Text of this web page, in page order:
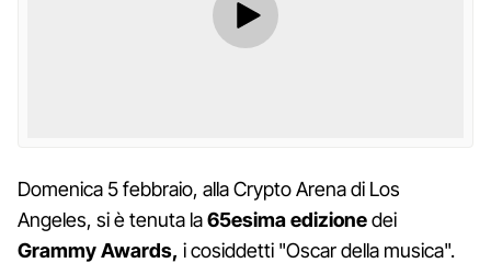
Domenica 5 febbraio, alla Crypto Arena di Los
Angeles, si è tenuta la65esima edizionedei
Grammy Awards, i cosiddetti "Oscar della musica".